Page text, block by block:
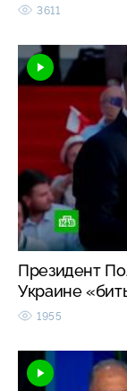
3611
Президент
Украине
1955